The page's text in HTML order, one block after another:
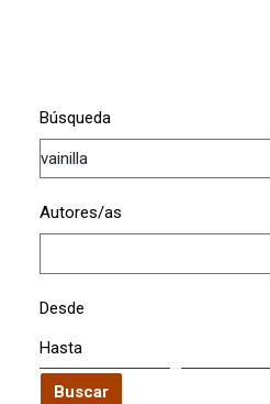
Búsqueda
Autores/as
Desde
Hasta
Buscar